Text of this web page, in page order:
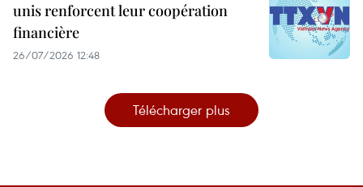
unis renforcent leur coopération
financière
26/07/2026 12:48
Télécharger plus